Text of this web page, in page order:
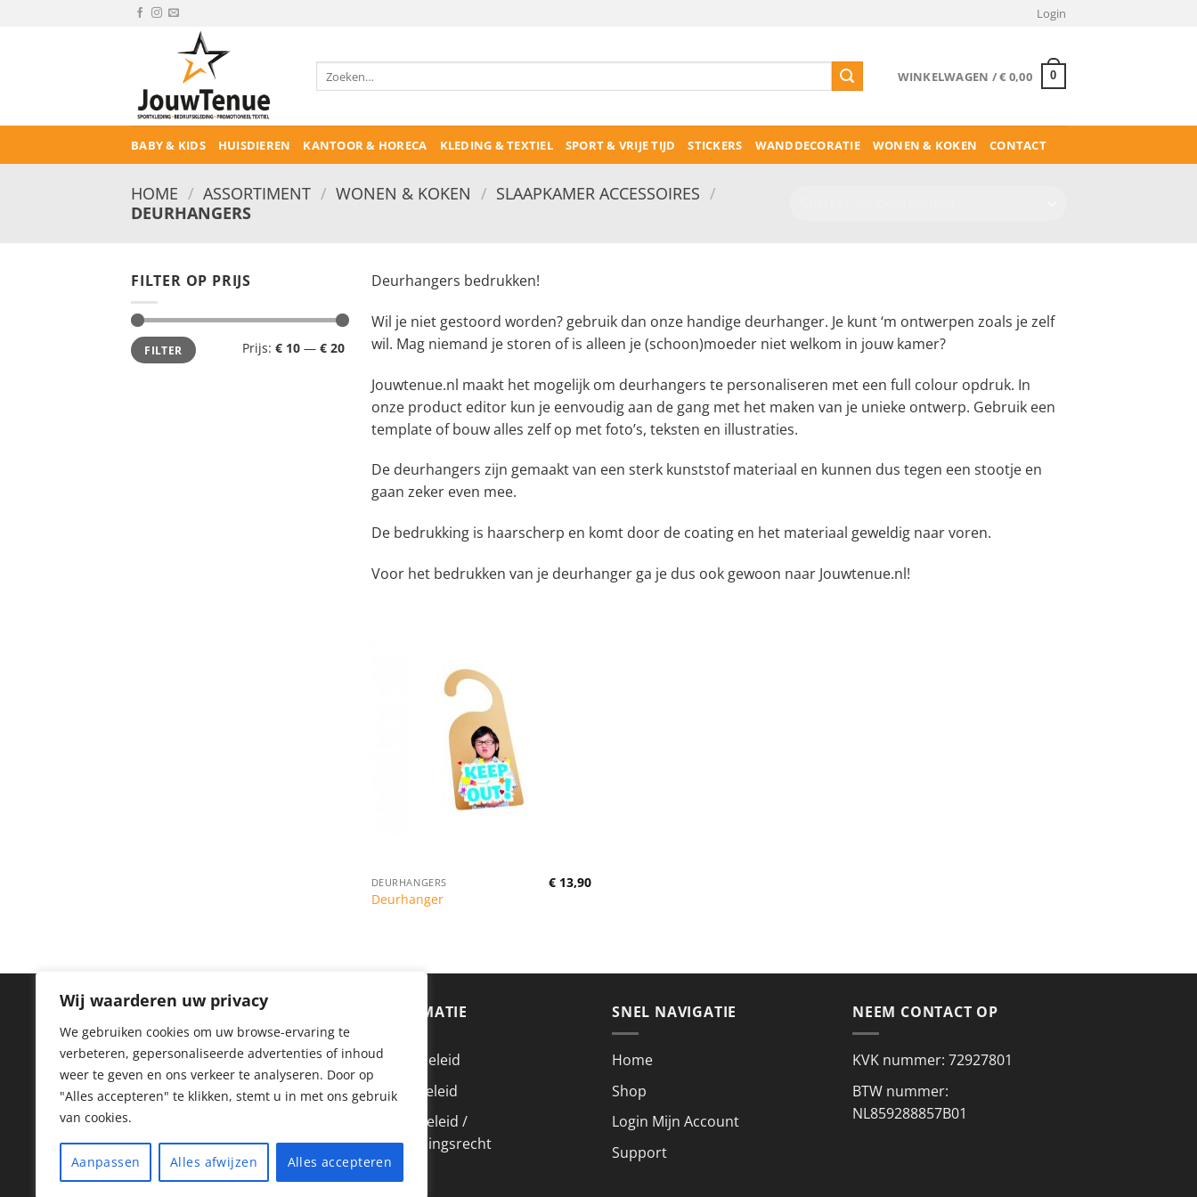
Wij waarderen uw privacy
We gebruiken cookies om uw browse-ervaring te
verbeteren, gepersonaliseerde advertenties of inhoud
weer te geven en ons verkeer te analyseren. Door op
"Alles accepteren" te klikken, stemt u in met ons gebruik
van cookies.
Aanpassen Alles afwijzen Alles accepteren
Login
Zoeken
naar:
WINKELWAGEN /€ 0,00 0
BABY & KIDS HUISDIEREN KANTOOR & HORECA KLEDING & TEXTIEL SPORT & VRIJE TIJD STICKERS WANDDECORATIE WONEN & KOKEN CONTACT
HOME / ASSORTIMENT / WONEN & KOKEN / SLAAPKAMER ACCESSOIRES /
DEURHANGERS
FILTER OP PRIJS
Min.
prijs
Max.
prijsFILTER Prijs: € 10 — € 20
Deurhangers bedrukken!
Wil je niet gestoord worden? gebruik dan onze handige deurhanger. Je kunt ‘m ontwerpen zoals je zelf
wil. Mag niemand je storen of is alleen je (schoon)moeder niet welkom in jouw kamer?
Jouwtenue.nl maakt het mogelijk om deurhangers te personaliseren met een full colour opdruk. In
onze product editor kun je eenvoudig aan de gang met het maken van je unieke ontwerp. Gebruik een
template of bouw alles zelf op met foto’s, teksten en illustraties.
De deurhangers zijn gemaakt van een sterk kunststof materiaal en kunnen dus tegen een stootje en
gaan zeker even mee.
De bedrukking is haarscherp en komt door de coating en het materiaal geweldig naar voren.
Voor het bedrukken van je deurhanger ga je dus ook gewoon naar Jouwtenue.nl!
DEURHANGERS
Deurhanger
€13,90
INFORMATIE
Privacybeleid
Cookiebeleid
Retourbeleid /
Herroepingsrecht
SNEL NAVIGATIE
Home
Shop
Login Mijn Account
Support
NEEM CONTACT OP
KVK nummer: 72927801
BTW nummer:
NL859288857B01